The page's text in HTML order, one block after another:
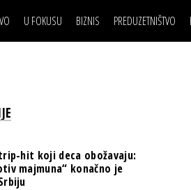
U FOKUSU BIZNIS
BANKE
PREDUZETNIŠTVO
IZJAVA DANABIZNIS SCENA
BREND I KOMUNIKACIJE
OSIGURANJE
TECH I AI
hit koji deca obožavaju:
majmuna“ konačno je